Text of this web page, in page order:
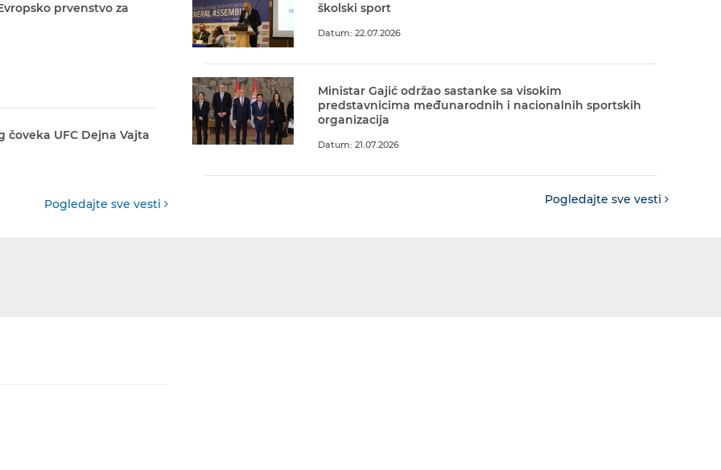
prvenstvo za
UFC Dejna Vajta
Pogledajte sve vesti
školski sport
Datum: 22.07.2026
Ministar Gajić održao sastanke sa visokim
predstavnicima međunarodnih i nacionalnih sportskih
organizacija
Datum: 21.07.2026
Pogledajte sve vesti